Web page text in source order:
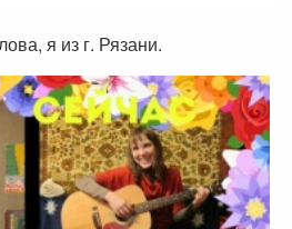
я из г. Рязани.